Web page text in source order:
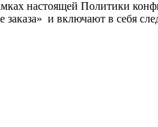
настоящей Политики
заказа» и включают в себя